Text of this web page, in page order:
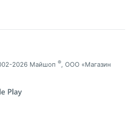
2026 Майшоп ®, ООО «Магазин